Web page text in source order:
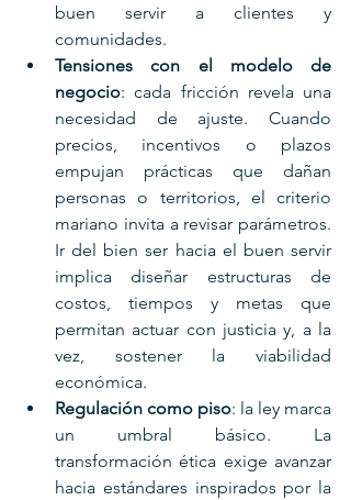
buen servir a clientes y
comunidades.
Tensiones con el modelo de
negocio: cada fricción revela una
necesidad de ajuste. Cuando
precios, incentivos o plazos
empujan prácticas que dañan
personas o territorios, el criterio
mariano invita a revisar parámetros.
Ir del bien ser hacia el buen servir
implica diseñar estructuras de
costos, tiempos y metas que
permitan actuar con justicia y, a la
vez, sostener la viabilidad
económica.
Regulación como piso: la ley marca
un umbral básico. La
transformación ética exige avanzar
hacia estándares inspirados por la